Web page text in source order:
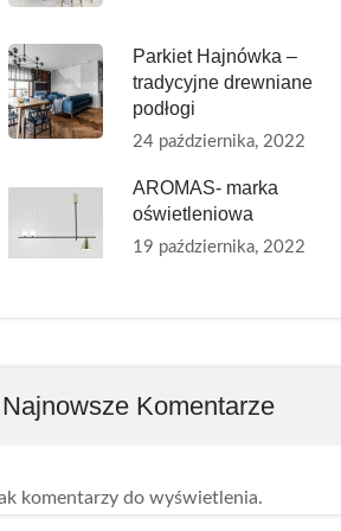
Parkiet Hajnówka –
tradycyjne drewniane
podłogi
24 października, 2022
AROMAS- marka
oświetleniowa
19 października, 2022
Najnowsze Komentarze
komentarzy do wyświetlenia.